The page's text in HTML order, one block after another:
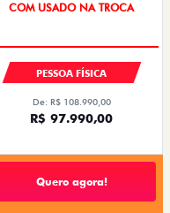
COM USADO NA TROCA
PESSOA FÍSICA
De: R$ 108.990,00
R$ 97.990,00
Quero agora!